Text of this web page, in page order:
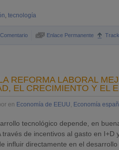
, tecnología
Comentario Enlace Permanente
REFORMA LABORAL
EL CRECIMIENTO Y EL
en Economía de EEUU, Economía
tecnológico depende, en
través de incentivos al gasto en I+D
influir directamente en el